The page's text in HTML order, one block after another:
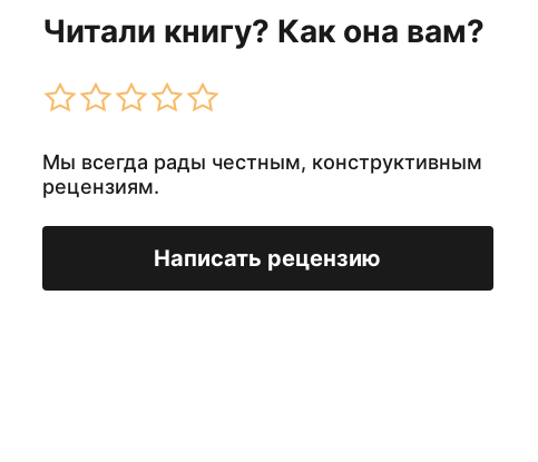
Читали книгу? Как она вам?
Мы всегда рады честным, конструктивным
рецензиям.
Написать рецензию